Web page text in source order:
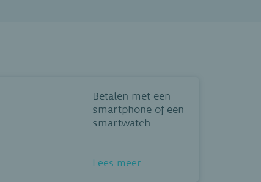
Betalen met een
smartphone of een
smartwatch
Lees meer